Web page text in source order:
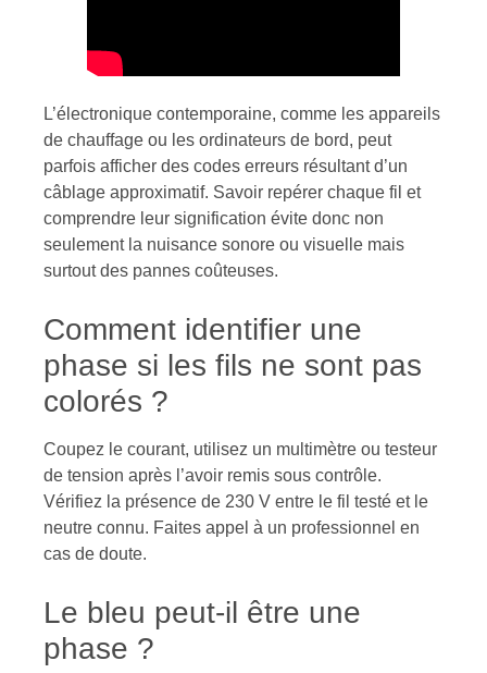
L’électronique contemporaine, comme les appareils
de chauffage ou les ordinateurs de bord, peut
parfois afficher des codes erreurs résultant d’un
câblage approximatif. Savoir repérer chaque fil et
comprendre leur signification évite donc non
seulement la nuisance sonore ou visuelle mais
surtout des pannes coûteuses.
Comment identifier une
phase si les fils ne sont pas
colorés ?
Coupez le courant, utilisez un multimètre ou testeur
de tension après l’avoir remis sous contrôle.
Vérifiez la présence de 230 V entre le fil testé et le
neutre connu. Faites appel à un professionnel en
cas de doute.
Le bleu peut-il être une
phase ?